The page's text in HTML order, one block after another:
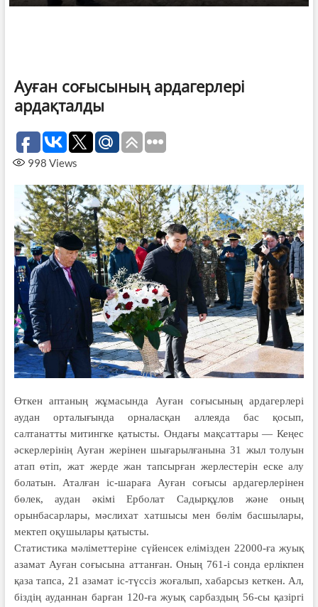
Ауған соғысының ардагерлері
ардақталды
998 Views
Өткен аптаның жұмасында Ау­ған соғысының ардагерлері
аудан орта­лығында орналасқан аллеяда бас қосып,
салтанатты митингке қатысты. Ондағы мақсаттары — Кеңес
әскерлерінің Ау­ған жерінен шығарылғанына 31 жыл толуын
атап өтіп, жат жерде жан тап­сырған жерлестерін еске алу
болатын. Аталған іс-шараға Ауған соғысы ардагерлерінен
бөлек, аудан әкімі Ерболат Садырқұлов және оның
орынбасарлары, мәслихат хатшысы мен бөлім басшылары,
мектеп оқушылары қатысты.
Статистика мәліметтеріне сүйенсек еліміз­ден 22000-ға жуық
азамат Ауған соғысына аттанған. Оның 761-і сонда ерлікпен
қаза тапса, 21 азамат іс-түссіз жоғалып, хабарсыз кеткен. Ал,
біздің ауданнан барған 120-ға жуық сарбаздың 56-сы қазіргі